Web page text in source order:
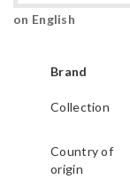
on English
Brand
Collection
Country of
origin